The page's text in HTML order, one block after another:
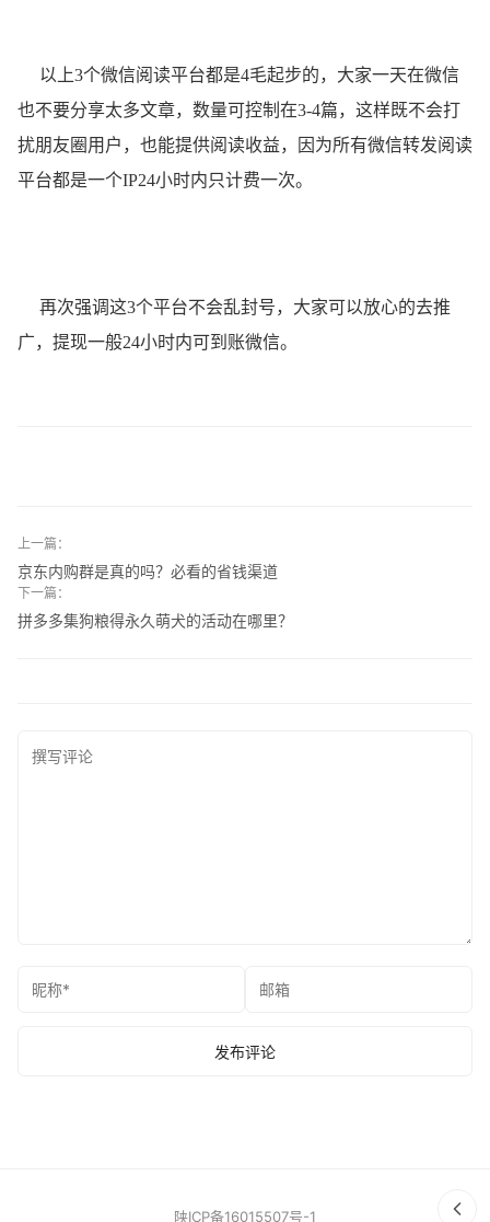
以上3个微信阅读平台都是4毛起步的，大家一天在微信
也不要分享太多文章，数量可控制在3-4篇，这样既不会打
扰朋友圈用户，也能提供阅读收益，因为所有微信转发阅读
平台都是一个IP24小时内只计费一次。
再次强调这3个平台不会乱封号，大家可以放心的去推
广，提现一般24小时内可到账微信。
上一篇：
京东内购群是真的吗？必看的省钱渠道
下一篇：
拼多多集狗粮得永久萌犬的活动在哪里？
陕ICP备16015507号-1